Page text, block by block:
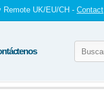
Remote UK/EU/CH - Contact